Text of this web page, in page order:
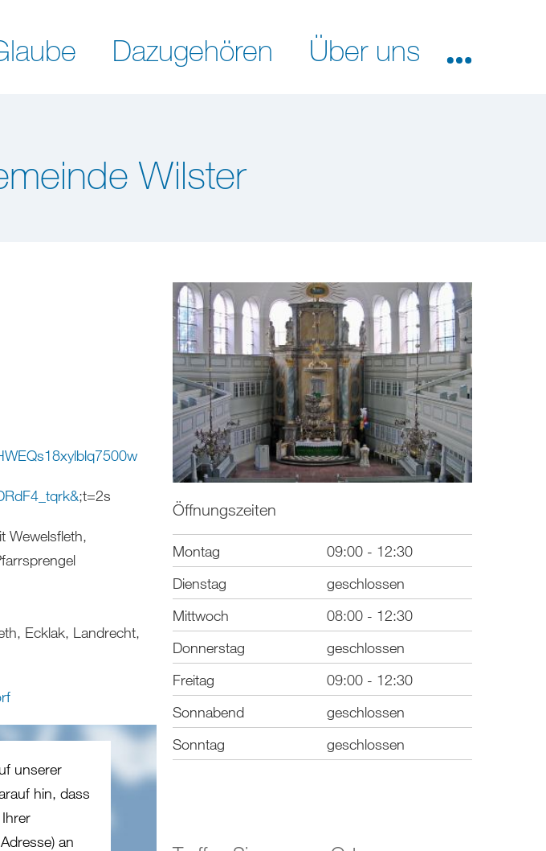
Dazugehören Über uns
Wilster
;t=2s
Wewelsfleth,
Ecklak, Landrecht,
unserer
hin, dass
an
Öffnungszeiten
Montag
09:00 - 12:30
Dienstag
geschlossen
Mittwoch
08:00 - 12:30
Donnerstag
geschlossen
Freitag
09:00 - 12:30
Sonnabend
geschlossen
Sonntag
geschlossen